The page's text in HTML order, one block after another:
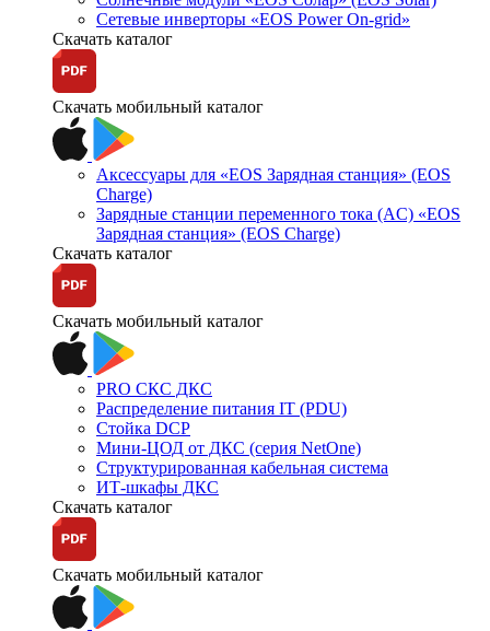
Сетевые инверторы «EOS Power On-grid»
Скачать каталог
Скачать мобильный каталог
Аксессуары для «EOS Зарядная станция» (EOS
Charge)
Зарядные станции переменного тока (AC) «EOS
Зарядная станция» (EOS Charge)
Скачать каталог
Скачать мобильный каталог
PRO СКС ДКС
Распределение питания IT (PDU)
Стойка DCP
Мини-ЦОД от ДКС (серия NetOne)
Структурированная кабельная система
ИТ-шкафы ДКС
Скачать каталог
Скачать мобильный каталог